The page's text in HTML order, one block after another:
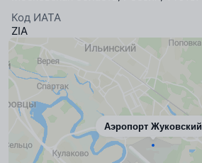
Код ИАТА
ZIA
Аэропорт Жуковский